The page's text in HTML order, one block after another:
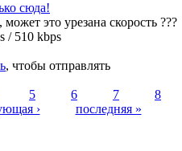
сюда!
это урезана скорость ???
/ 510 kbps
, чтобы отправлять
5 6 7
8
› последняя »